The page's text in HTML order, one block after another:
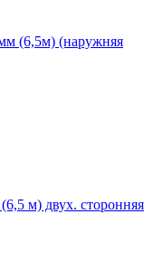
(6,5м) (наружняя
м) двух. сторонняя